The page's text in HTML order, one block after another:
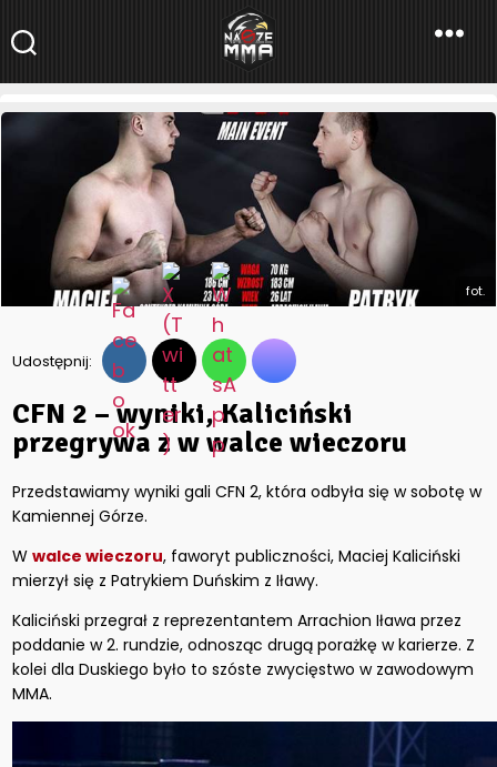
NaszeMMA
NaszeMMA.pl»Aktualności»CFN 2 – wyniki, Kaliciński przegrywa
z w walce wieczoru
fot.
Udostępnij:
CFN 2 – wyniki, Kaliciński
przegrywa z w walce wieczoru
Przedstawiamy wyniki gali CFN 2, która odbyła się w sobotę w
Kamiennej Górze.
Wwalce wieczoru, faworyt publiczności, Maciej Kaliciński
mierzył się z Patrykiem Duńskim z Iławy.
Kaliciński przegrał z reprezentantem Arrachion Iława przez
poddanie w 2. rundzie, odnosząc drugą porażkę w karierze. Z
kolei dla Duskiego było to szóste zwycięstwo w zawodowym
MMA.